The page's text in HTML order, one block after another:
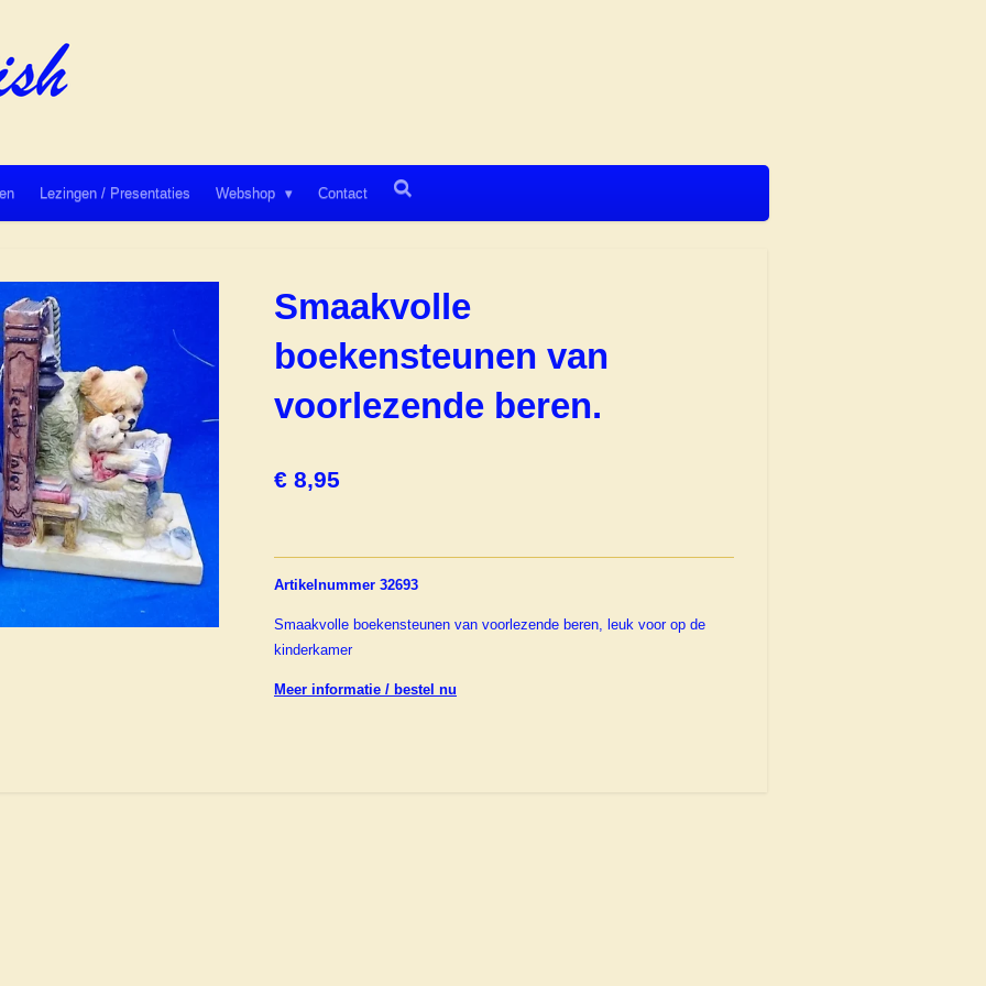
Lezingen / Presentaties Webshop Contact
Smaakvolle
boekensteunen van
voorlezende beren.
€ 8,95
Artikelnummer 32693
Smaakvolle boekensteunen van voorlezende beren, leuk voor op de
kinderkamer
Meer informatie / bestel nu